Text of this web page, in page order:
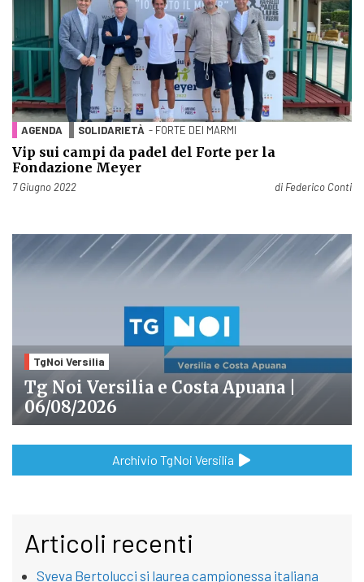
AGENDA SOLIDARIETÀ - FORTE DEI MARMI
Vip sui campi da padel del Forte per la
Fondazione Meyer
Pubblicato il
7 Giugno 2022 di Federico Conti
TgNoi Versilia
Tg Noi Versilia e Costa Apuana |
06/08/2026
Archivio TgNoi Versilia
Articoli recenti
Sveva Bertolucci si laurea campionessa italiana